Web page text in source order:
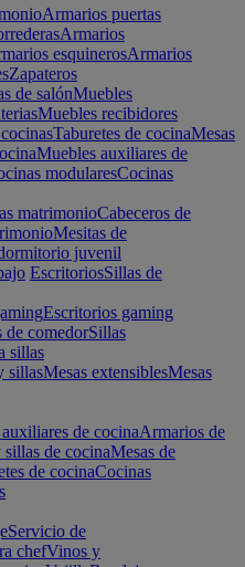
Armarios puertas
Armarios
esquinerosArmarios
Zapateros
de salónMuebles
Muebles recibidores
Taburetes de cocinaMesas
Muebles auxiliares de
modularesCocinas
matrimonioCabeceros de
Mesitas de
juvenil
EscritoriosSillas de
Escritorios gaming
de comedorSillas
sillas
sillasMesas extensiblesMesas
de cocinaArmarios de
de cocinaMesas de
de cocinaCocinas
Servicio de
chefVinos y